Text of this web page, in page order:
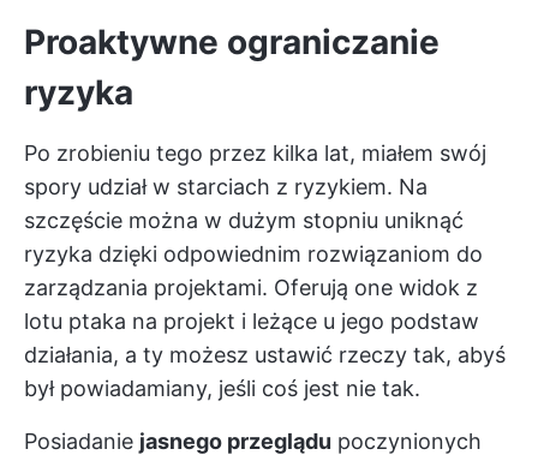
Proaktywne ograniczanie
ryzyka
Po zrobieniu tego przez kilka lat, miałem swój
spory udział w starciach z ryzykiem. Na
szczęście można w dużym stopniu uniknąć
ryzyka dzięki odpowiednim rozwiązaniom do
zarządzania projektami. Oferują one widok z
lotu ptaka na projekt i leżące u jego podstaw
działania, a ty możesz ustawić rzeczy tak, abyś
był powiadamiany, jeśli coś jest nie tak.
Posiadanie jasnego przeglądu poczynionych